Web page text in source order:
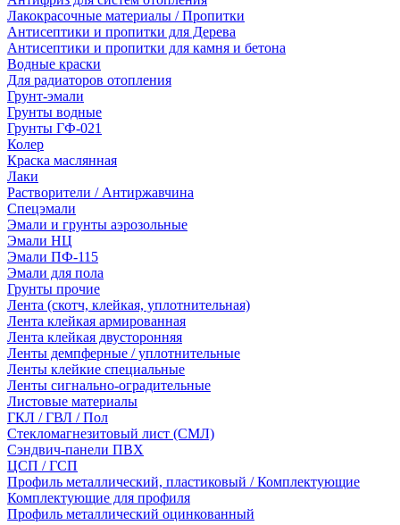
Лакокрасочные материалы / Пропитки
Антисептики и пропитки для Дерева
Антисептики и пропитки для камня и бетона
Водные краски
Для радиаторов отопления
Грунт-эмали
Грунты водные
Грунты ГФ-021
Колер
Краска маслянная
Лаки
Растворители / Антиржавчина
Спецэмали
Эмали и грунты аэрозольные
Эмали НЦ
Эмали ПФ-115
Эмали для пола
Грунты прочие
Лента (скотч, клейкая, уплотнительная)
Лента клейкая армированная
Лента клейкая двусторонняя
Ленты демпферные / уплотнительные
Ленты клейкие специальные
Ленты сигнально-оградительные
Листовые материалы
ГКЛ / ГВЛ / Пол
Стекломагнезитовый лист (СМЛ)
Сэндвич-панели ПВХ
ЦСП / ГСП
Профиль металлический, пластиковый / Комплектующие
Комплектующие для профиля
Профиль металлический оцинкованный